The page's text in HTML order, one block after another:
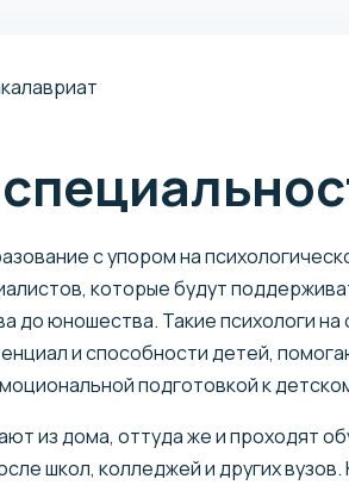
с упором на
которые будут
до юношества. Такие психологи на
и способности детей,
подготовкой к
из дома, оттуда же и проходят
школ, колледжей и других